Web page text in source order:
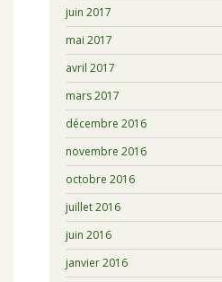
juin 2017
mai 2017
avril 2017
mars 2017
décembre 2016
novembre 2016
octobre 2016
juillet 2016
juin 2016
janvier 2016